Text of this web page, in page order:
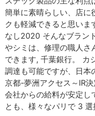
簡単に素晴らしい、店に
クも軽減できると思い
なし2020 そんなブラン
やシミは、修理の職人さ
できます, 千葉銀行。 カ
調達も可能ですが、日本
京都-夢洲アクセス～IR
会社からの給料が安定し
とも、様々なパリで 3 選